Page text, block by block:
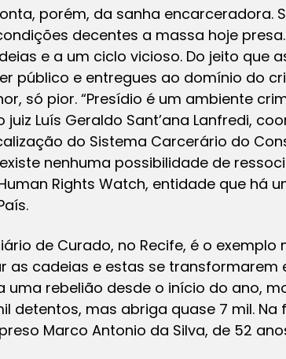
porém, da sanha encarceradora.
decentes a massa hoje
e a um ciclo vicioso. Do jeito que
público e entregues ao domínio do
só pior. “Presídio é um ambiente
juiz Luís Geraldo Sant’ana Lanfredi,
do Sistema Carcerário do
nenhuma possibilidade de
Rights Watch, entidade que há
de Curado, no Recife, é o
as cadeias e estas se transformarem
uma rebelião desde o início do ano,
detentos, mas abriga quase 7 mil.
Marco Antonio da Silva, de 52